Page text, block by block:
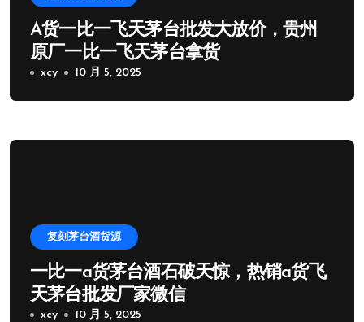
A货一比一飞天茅台批发大放价，贵州
原厂一比一飞天茅台拿货
xcy 10 月 5, 2025
复刻茅台酒货源
一比一a货茅台酒石破天惊，热销a货飞
天茅台批发厂家微信
xcy 10 月 5, 2025